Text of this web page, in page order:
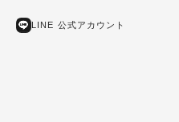
LINE 公式アカウント